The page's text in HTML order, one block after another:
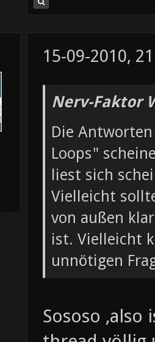
15-09-2010,
Nerv-Faktor
Die
Loops"
liest sich
Vielleicht
von außen
ist. Vielleicht
unnötigen
Sososo ,also